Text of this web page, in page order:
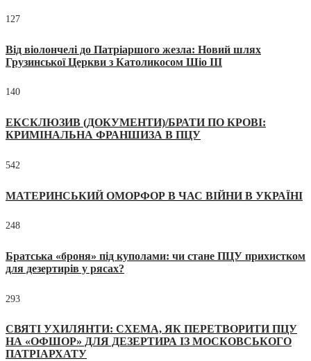
127
Від віолончелі до Патріаршого жезла: Новий шлях
Грузинської Церкви з Католикосом Шіо III
140
ЕКСКЛЮЗИВ (ДОКУМЕНТИ)/БРАТИ ПО КРОВІ:
КРИМІНАЛЬНА ФРАНШИЗА В ПЦУ
542
МАТЕРИНСЬКИЙ ОМОРФОР В ЧАС ВІЙНИ В УКРАЇНІ
248
Братська «броня» під куполами: чи стане ПЦУ прихистком
для дезертирів у рясах?
293
СВЯТІ УХИЛЯНТИ: СХЕМА, ЯК ПЕРЕТВОРИТИ ПЦУ
НА «ОФШОР» ДЛЯ ДЕЗЕРТИРА ІЗ МОСКОВСЬКОГО
ПАТРІАРХАТУ